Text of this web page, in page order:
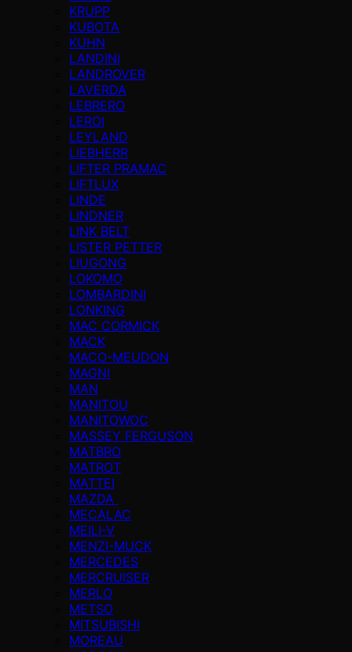
KRUPP
KUBOTA
KUHN
LANDINI
LANDROVER
LAVERDA
LEBRERO
LEROI
LEYLAND
LIEBHERR
LIFTER PRAMAC
LIFTLUX
LINDE
LINDNER
LINK BELT
LISTER PETTER
LIUGONG
LOKOMO
LOMBARDINI
LONKING
MAC CORMICK
MACK
MACO-MEUDON
MAGNI
MAN
MANITOU
MANITOWOC
MASSEY FERGUSON
MATBRO
MATROT
MATTEI
MAZDA
MECALAC
MEILI-V
MENZI-MUCK
MERCEDES
MERCRUISER
MERLO
METSO
MITSUBISHI
MOREAU